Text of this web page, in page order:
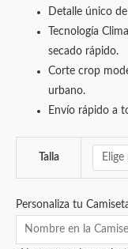
Detalle único
Tecnología
secado rápido.
Corte crop
urbano.
Envío rápido a
Talla
Personaliza tu